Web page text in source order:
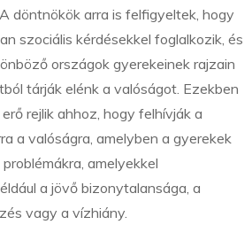
döntnökök arra is felfigyeltek, hogy
szociális kérdésekkel foglalkozik, és
országok gyerekeinek rajzain
tárják elénk a valóságot. Ezekben
rejlik ahhoz, hogy felhívják a
a valóságra, amelyben a gyerekek
amelyekkel
a jövő bizonytalansága, a
vagy a vízhiány.